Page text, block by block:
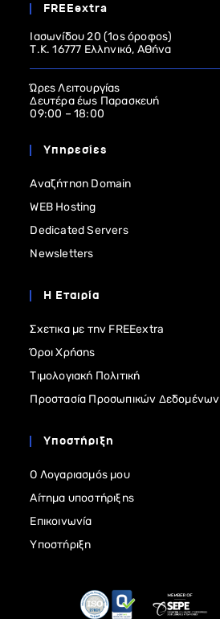
FREEextra
Ιασωνίδου 20 (1ος όροφος)
Τ.Κ. 16777 Ελληνικό, Αθήνα
Ώρες Λειτουργίας
Δευτέρα έως Παρασκευή
09:00 – 18:00
Υπηρεσίες
Αναζήτηση Domain
WEB Hosting
Dedicated Servers
Newsletters
Η Εταιρία
Σχετικα με την FREEextra
Όροι Χρήσης
Τιμολογιακή Πολιτική
Προστασία Προσωπικών Δεδομένων
Υποστήριξη
Ο Λογαριασμός μου
Αίτημα υποστήριξης
Επικοινωνία
Υποστήριξη